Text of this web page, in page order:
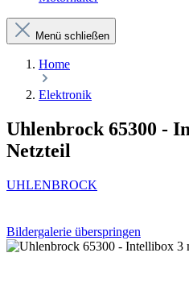
Menü schließen
Home
Elektronik
Uhlenbrock 65300 -
Netzteil
UHLENBROCK
Bildergalerie überspringen